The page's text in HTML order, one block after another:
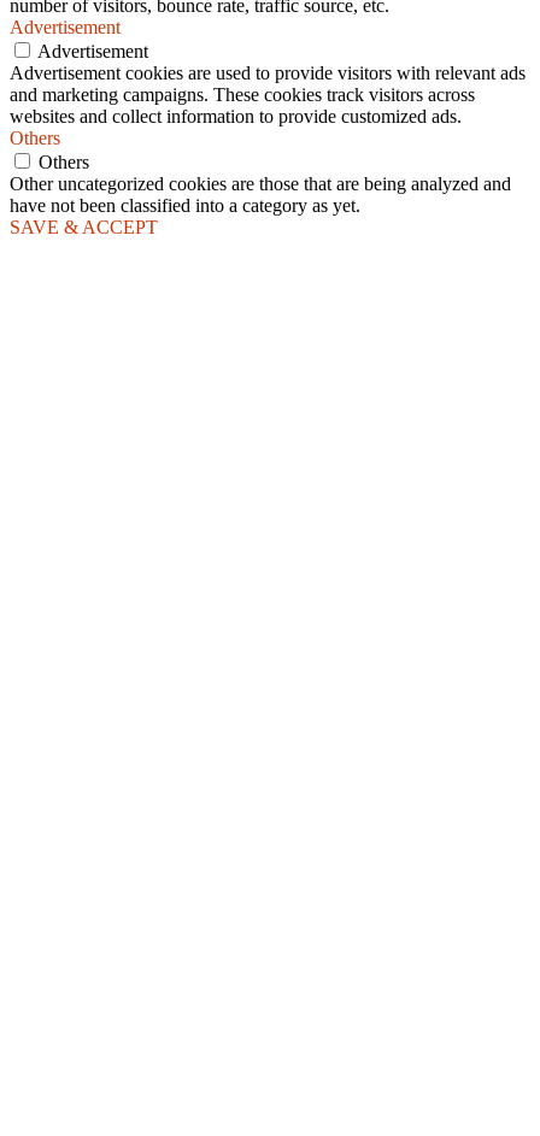
number of visitors, bounce rate, traffic source, etc.
Advertisement
Advertisement
Advertisement cookies are used to provide visitors with relevant ads
and marketing campaigns. These cookies track visitors across
websites and collect information to provide customized ads.
Others
Others
Other uncategorized cookies are those that are being analyzed and
have not been classified into a category as yet.
SAVE & ACCEPT